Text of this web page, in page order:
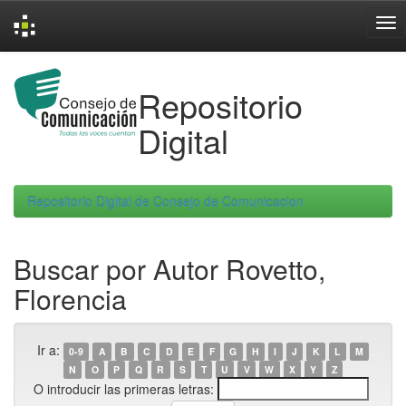
navigation
Repositorio
Digital
Repositorio Digital de Consejo de Comunicacion
Buscar por Autor Rovetto,
Florencia
Ir a: 0-9 A B C D E F G H I J K L
M
N
O P Q R S T U V W X Y Z
O introducir las primeras letras: